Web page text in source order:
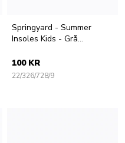
Springyard - Summer
Insoles Kids - Grå
100 KR
22/326/728/9